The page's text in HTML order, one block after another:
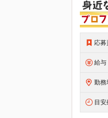
応募
給与
勤務
目